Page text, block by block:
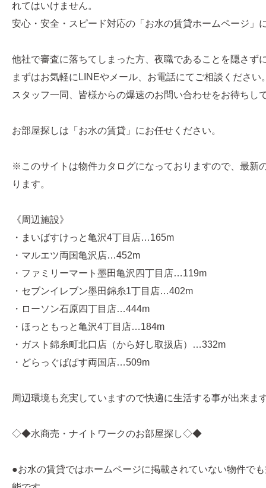
れてはいけません。
安心・安全・スピード対応の「お水の賃貸ホームページ」
他社で審査に落ちてしまった方、夜職であることを隠さず
まずはお気軽にLINEやメール、お電話にてご相談ください
スタッフ一同、皆様からの爆速のお問い合わせをお待ちし
お部屋探しは「お水の賃貸」にお任せください。
※このサイトは物件カタログになっておりますので、最新
ります。
《周辺施設》
・まいばすけっと亀沢4丁目店…165m
・マルエツ両国亀沢店…452m
・ファミリーマート墨田亀沢四丁目店…119m
・セブンイレブン墨田錦糸1丁目店…402m
・ローソン石原四丁目店…444m
・ほっともっと亀沢4丁目店…184m
・ガスト錦糸町北口店（から好し取扱店）…332m
・どらっぐぱぱす両国店…509m
周辺環境も充実していますので快適に生活する事が出来ま
◇◆水商売・ナイトワークのお部屋探し◇◆
●お水の賃貸ではホームページに掲載されていない物件で